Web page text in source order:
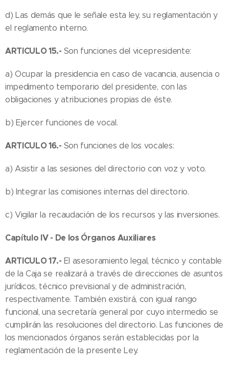
d) Las demás que le señale esta ley, su reglamentación y
el reglamento interno.
ARTICULO 15.- Son funciones del vicepresidente:
a) Ocupar la presidencia en caso de vacancia, ausencia o
impedimento temporario del presidente, con las
obligaciones y atribuciones propias de éste.
b) Ejercer funciones de vocal.
ARTICULO 16.- Son funciones de los vocales:
a) Asistir a las sesiones del directorio con voz y voto.
b) Integrar las comisiones internas del directorio.
c) Vigilar la recaudación de los recursos y las inversiones.
Capítulo IV - De los Órganos Auxiliares
ARTICULO 17.- El asesoramiento legal, técnico y contable
de la Caja se realizará a través de direcciones de asuntos
jurídicos, técnico previsional y de administración,
respectivamente. También existirá, con igual rango
funcional, una secretaría general por cuyo intermedio se
cumplirán las resoluciones del directorio. Las funciones de
los mencionados órganos serán establecidas por la
reglamentación de la presente Ley.